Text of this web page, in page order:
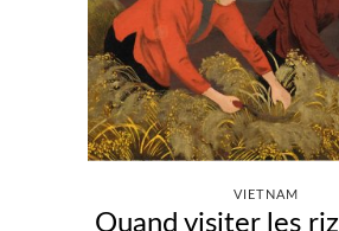
VIETNAM
Quand visiter les